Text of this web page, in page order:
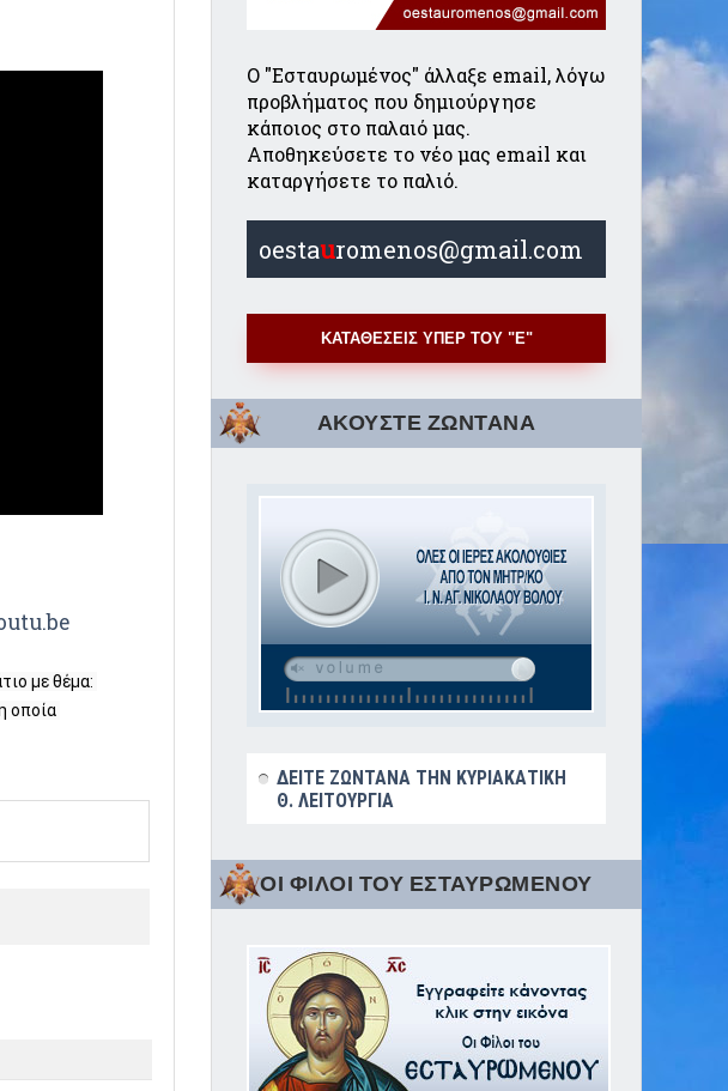
με θέμα:
οποία
Ο "Εσταυρωμένος" άλλαξε email, λόγω
προβλήματος που δημιούργησε
κάποιος στο παλαιό μας.
Αποθηκεύσετε το νέο μας email και
καταργήσετε το παλιό.
oestauromenos@gmail.com
ΚΑΤΑΘΕΣΕΙΣ ΥΠΕΡ ΤΟΥ "Ε"
ΑΚΟΥΣΤΕ ΖΩΝΤΑΝΑ
ΔΕΙΤΕ ΖΩΝΤΑΝΑ ΤΗΝ ΚΥΡΙΑΚΑΤΙΚΗ
Θ. ΛΕΙΤΟΥΡΓΙΑ
ΟΙ ΦΙΛΟΙ ΤΟΥ ΕΣΤΑΥΡΩΜΕΝΟΥ